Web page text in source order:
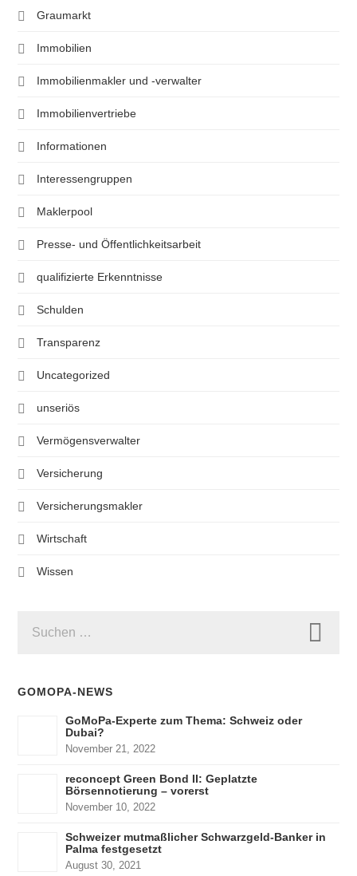
Graumarkt
Immobilien
Immobilienmakler und -verwalter
Immobilienvertriebe
Informationen
Interessengruppen
Maklerpool
Presse- und Öffentlichkeitsarbeit
qualifizierte Erkenntnisse
Schulden
Transparenz
Uncategorized
unseriös
Vermögensverwalter
Versicherung
Versicherungsmakler
Wirtschaft
Wissen
NACH:
GOMOPA-NEWS
GoMoPa-Experte zum Thema: Schweiz oder
Dubai?
November 21, 2022
reconcept Green Bond II: Geplatzte
Börsennotierung – vorerst
November 10, 2022
Schweizer mutmaßlicher Schwarzgeld-Banker in
Palma festgesetzt
August 30, 2021